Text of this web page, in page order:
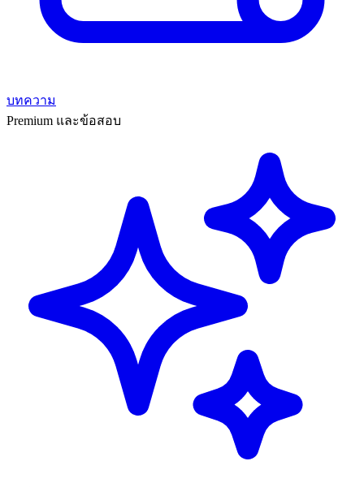
บทความ
Premium และข้อสอบ